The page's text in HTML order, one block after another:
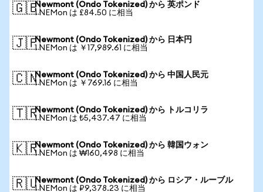
🇬🇧Newmont (Ondo Tokenized) から 英ポンド
1 NEMon は £84.50 に相当
🇯🇵Newmont (Ondo Tokenized) から 日本円
1 NEMon は ￥17,989.61 に相当
🇨🇳Newmont (Ondo Tokenized) から 中国人民元
1 NEMon は ￥769.16 に相当
🇹🇷Newmont (Ondo Tokenized) から トルコリラ
1 NEMon は ₺5,437.47 に相当
🇰🇷Newmont (Ondo Tokenized) から 韓国ウォン
1 NEMon は ₩160,498 に相当
🇷🇺Newmont (Ondo Tokenized) から ロシア・ルーブル
1 NEMon は ₽9,378.23 に相当